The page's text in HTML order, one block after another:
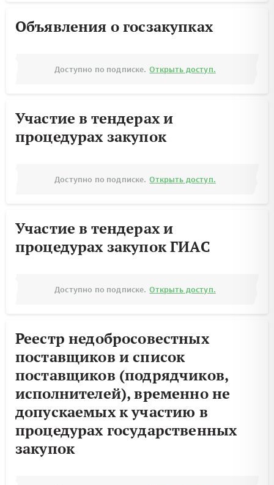
Объявления о госзакупках
Доступно по подписке. Открыть доступ.
Участие в тендерах и
процедурах закупок
Доступно по подписке. Открыть доступ.
Участие в тендерах и
процедурах закупок ГИАС
Доступно по подписке. Открыть доступ.
Реестр недобросовестных
поставщиков и список
поставщиков (подрядчиков,
исполнителей), временно не
допускаемых к участию в
процедурах государственных
закупок